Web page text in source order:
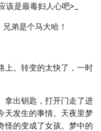
该是最毒妇人心吧>_
弟是个马大哈！
上。转变的太快了，一时
拿出钥匙，打开门走了进
天发生的事情。天夜里梦
怪的变成了女孩。梦中的